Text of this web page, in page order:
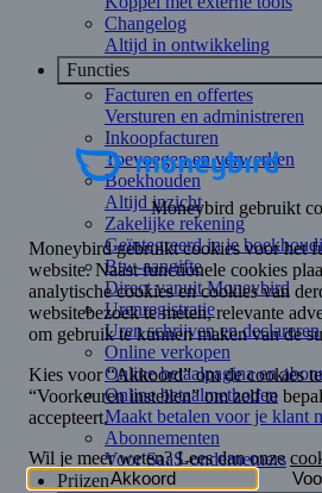
Changelog
Altijd in ontwikkeling
Functies
Facturen en offertes
Versturen en administreren
Inkoopfacturen
Toevoegen en verwerken
Boekhouden
Altijd inzicht
Zakelijke rekening
Geïntegreerd in je
Btw-aangifte
Direct vanuit Moneybird
Urenregistratie
Uren schrijven en declareren
Online verkopen
Online betaalpagina en
Online betaalmethoden
Maakt betalen voor je klant
Abonnementen
Voor SaaS-ondernemers
Prijzen